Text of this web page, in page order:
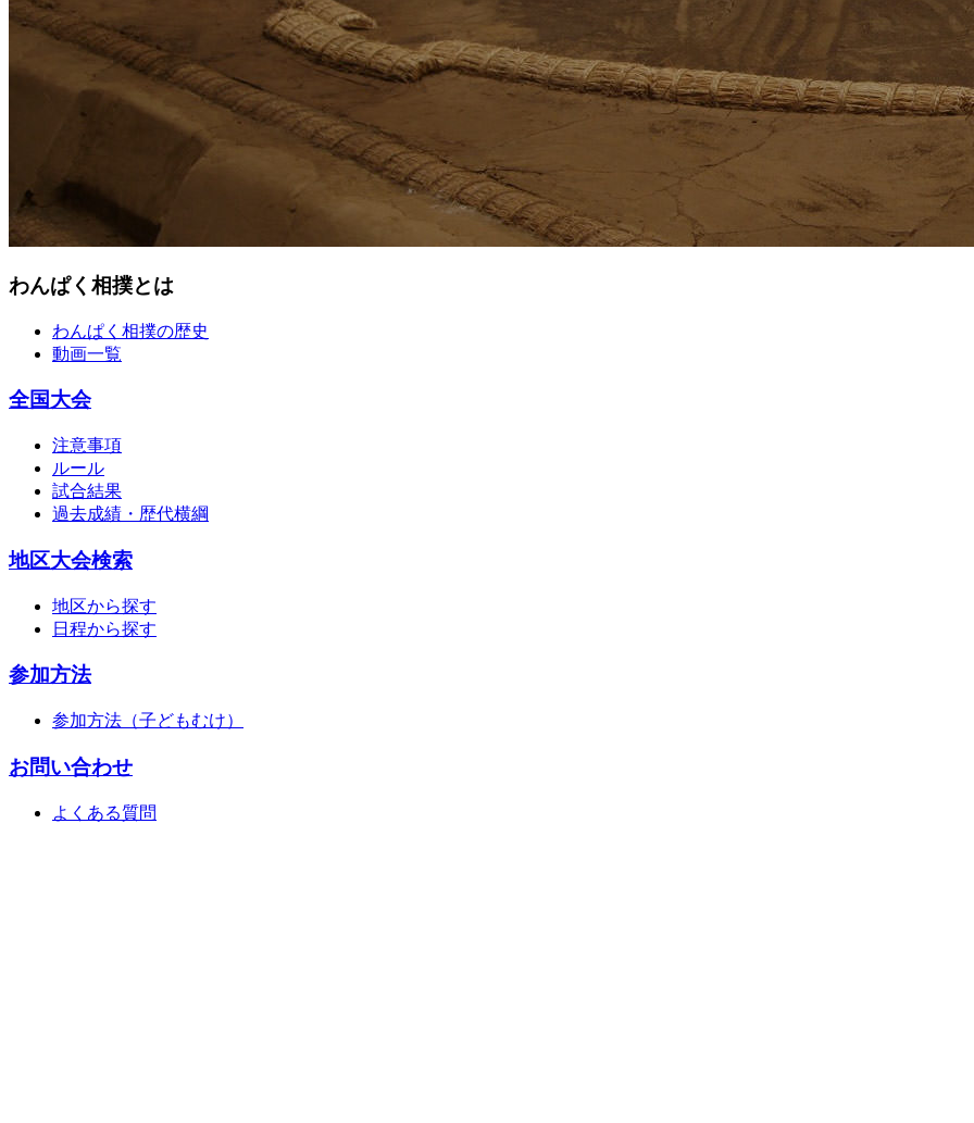
わんぱく相撲とは
わんぱく相撲の歴史
動画一覧
全国大会
注意事項
ルール
試合結果
過去成績・歴代横綱
地区大会検索
地区から探す
日程から探す
参加方法
参加方法（子どもむけ）
お問い合わせ
よくある質問